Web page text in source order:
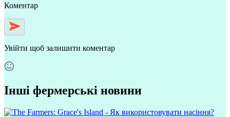
Коментар
Увійти щоб залишити коментар
Інші фермерські новини